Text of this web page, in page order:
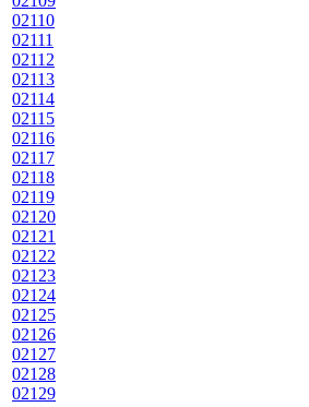
02110
02111
02112
02113
02114
02115
02116
02117
02118
02119
02120
02121
02122
02123
02124
02125
02126
02127
02128
02129